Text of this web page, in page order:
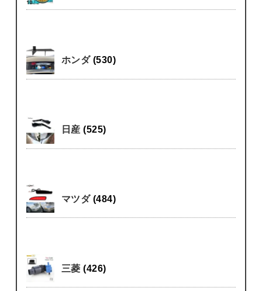
ホンダ (530)
日産(525)
マツダ (484)
三菱(426)